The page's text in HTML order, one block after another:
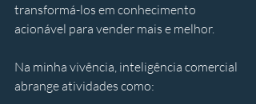
transformá-los em conhecimento
acionável para vender mais e melhor.
Na minha vivência, inteligência comercial
abrange atividades como: